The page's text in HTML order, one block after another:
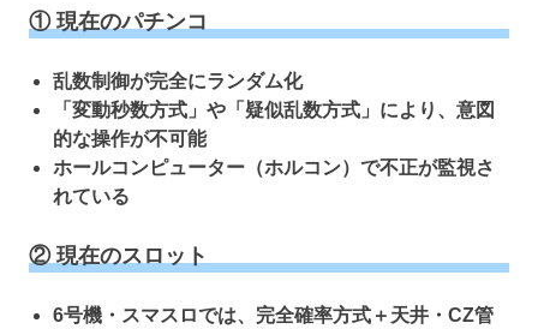
① 現在のパチンコ
乱数制御が完全にランダム化
「変動秒数方式」や「疑似乱数方式」により、意図
的な操作が不可能
ホールコンピューター（ホルコン）で不正が監視さ
れている
② 現在のスロット
6号機・スマスロでは、完全確率方式＋天井・CZ管